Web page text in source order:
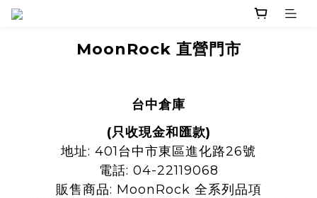
MoonRock 直營門市
台中倉庫
(只收現金和匯款)
地址: 401台中市東區進化路26號
電話: 04-22119068
販售商品: MoonRock 全系列品項